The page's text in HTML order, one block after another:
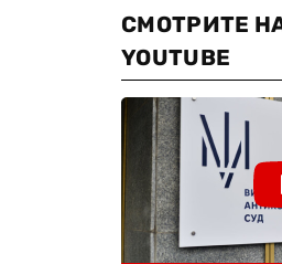
СМОТРИТЕ
YOUTUBE